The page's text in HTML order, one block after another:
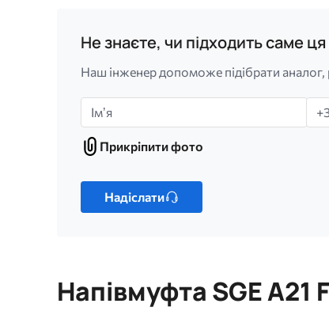
Не знаєте, чи підходить саме
Наш інженер допоможе підібрати
Імʼя
Прикріпити
Прикріпити фото
один
файл.
Дозволені
Надіслати
Напівмуфта SGE A21